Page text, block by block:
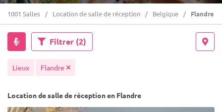
1001 Salles Location de salle de réception Belgique Flandre
Filtrer (2)
Lieux Flandre
Location de salle de réception en Flandre